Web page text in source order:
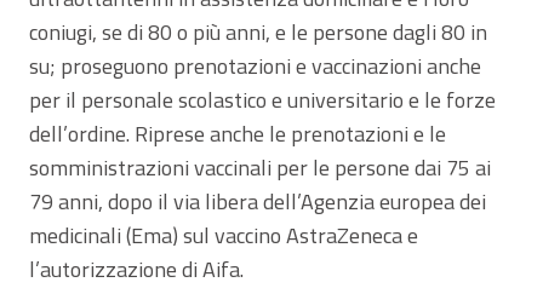
coniugi, se di 80 o più anni, e le persone dagli 80 in
su; proseguono prenotazioni e vaccinazioni anche
per il personale scolastico e universitario e le forze
dell’ordine. Riprese anche le prenotazioni e le
somministrazioni vaccinali per le persone dai 75 ai
79 anni, dopo il via libera dell’Agenzia europea dei
medicinali (Ema) sul vaccino AstraZeneca e
l’autorizzazione di Aifa.